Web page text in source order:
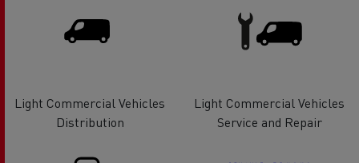
Light Commercial Vehicles
Distribution
Light Commercial Vehicles
Service and Repair